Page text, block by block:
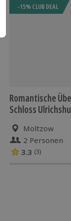
-15% CLUB DEAL
Romantische
Schloss
Moltzow
2 Personen
3.3 (3)